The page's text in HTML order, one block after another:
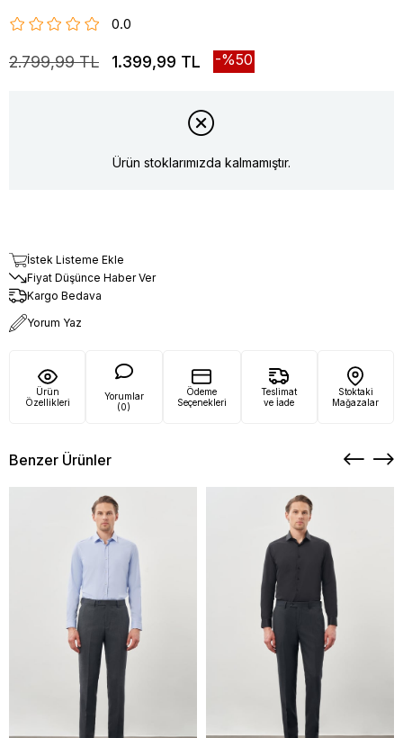
0.0
2.799,99 TL 1.399,99 TL 50
Ürün stoklarımızda kalmamıştır.
İstek Listeme Ekle
Fiyat Düşünce Haber Ver
Kargo Bedava
Yorum Yaz
Ürün
Özellikleri
Yorumlar
(0)
Ödeme
Seçenekleri
Teslimat
ve İade
Stoktaki
Mağazalar
Benzer Ürünler